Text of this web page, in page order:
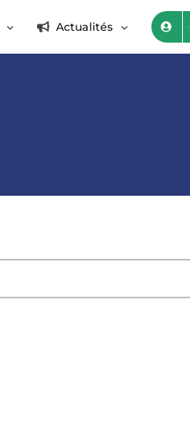
Actualités